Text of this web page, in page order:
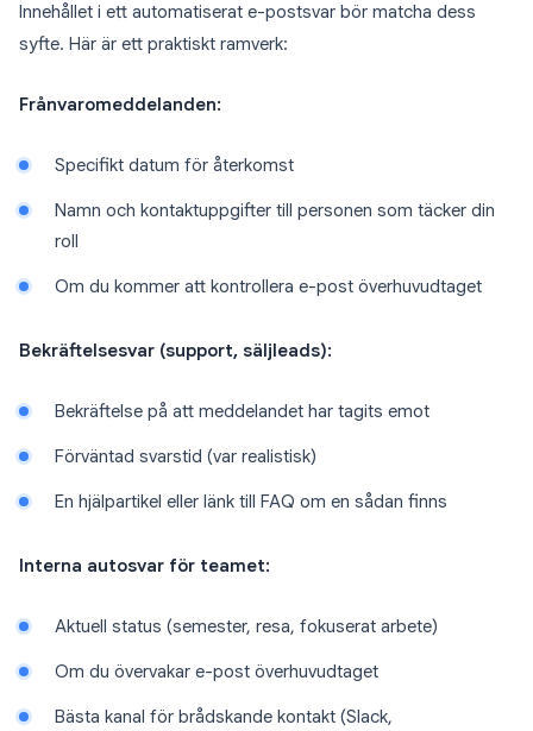
Innehållet i ett automatiserat e-postsvar bör matcha dess
syfte. Här är ett praktiskt ramverk:
Frånvaromeddelanden:
Specifikt datum för återkomst
Namn och kontaktuppgifter till personen som täcker din
roll
Om du kommer att kontrollera e-post överhuvudtaget
Bekräftelsesvar (support, säljleads):
Bekräftelse på att meddelandet har tagits emot
Förväntad svarstid (var realistisk)
En hjälpartikel eller länk till FAQ om en sådan finns
Interna autosvar för teamet:
Aktuell status (semester, resa, fokuserat arbete)
Om du övervakar e-post överhuvudtaget
Bästa kanal för brådskande kontakt (Slack,